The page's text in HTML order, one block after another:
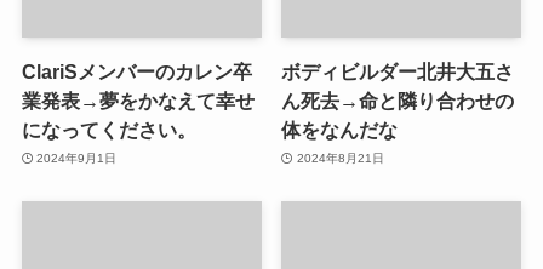
ClariSメンバーのカレン卒
業発表→夢をかなえて幸せ
になってください。
2024年9月1日
ボディビルダー北井大五さ
ん死去→命と隣り合わせの
体をなんだな
2024年8月21日